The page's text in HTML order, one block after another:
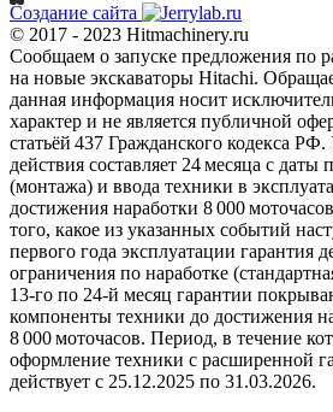
Создание сайта
© 2017 - 2023 Hitmachinery.ru
Сообщаем о запуске предложения по
на новые экскаваторы Hitachi.
данная информация носит
характер и не является публичной
статьёй 437 Гражданского кодекса
действия составляет 24 месяца с даты
(монтажа) и ввода техники в
достижения наработки 8 000
того, какое из указанных событий
первого года эксплуатации гарантия
ограничения по наработке
13‑го по 24‑й месяц гарантии
компоненты техники до достижения
8 000 моточасов. Период, в течение
оформление техники с расширенной
действует с 25.12.2025 по 31.03.2026.